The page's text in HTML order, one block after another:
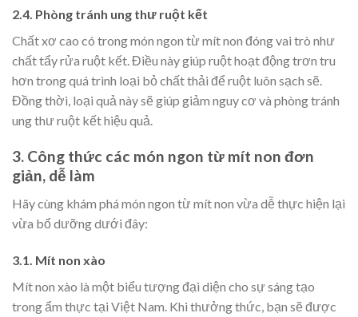
2.4. Phòng tránh ung thư ruột kết
Chất xơ cao có trong món ngon từ mít non đóng vai trò như
chất tẩy rửa ruột kết. Điều này giúp ruột hoạt động trơn tru
hơn trong quá trình loại bỏ chất thải để ruột luôn sạch sẽ.
Đồng thời, loại quả này sẽ giúp giảm nguy cơ và phòng tránh
ung thư ruột kết hiệu quả.
3. Công thức các món ngon từ mít non đơn
giản, dễ làm
Hãy cùng khám phá món ngon từ mít non vừa dễ thực hiện lại
vừa bổ dưỡng dưới đây:
3.1. Mít non xào
Mít non xào là một biểu tượng đại diện cho sự sáng tạo
trong ẩm thực tại Việt Nam. Khi thưởng thức, bạn sẽ được